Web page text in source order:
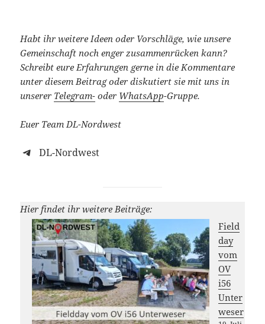
Habt ihr weitere Ideen oder Vorschläge, wie unsere
Gemeinschaft noch enger zusammenrücken kann?
Schreibt eure Erfahrungen gerne in die Kommentare
unter diesem Beitrag oder diskutiert sie mit uns in
unserer Telegram- oder WhatsApp-Gruppe.
Euer Team DL-Nordwest
DL-Nordwest
Hier findet ihr weitere Beiträge:
Field
day
vom
OV
i56
Unter
weser